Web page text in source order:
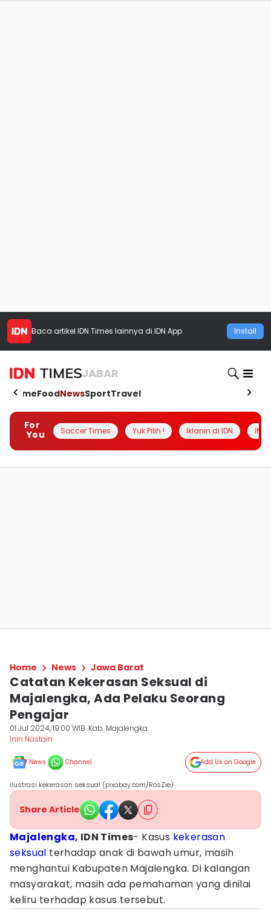
Baca artikel IDN Times lainnya di IDN App Install
JABAR
HomeFoodNewsSportTravel
For
You
Soccer Times Yuk Pilih ! Iklanin di IDN
Home News Jawa Barat
Catatan Kekerasan Seksual di
Majalengka, Ada Pelaku Seorang
Pengajar
01 Jul 2024, 19:00 WIB Kab. Majalengka
Inin Nastain
News Channel Add Us on Google
ilustrasi kekerasan seksual (pixabay.com/RosZie)
Share Article
Majalengka, IDN Times- Kasus kekerasan
seksual terhadap anak di bawah umur, masih
menghantui Kabupaten Majalengka. Di kalangan
masyarakat, masih ada pemahaman yang dinilai
keliru terhadap kasus tersebut.